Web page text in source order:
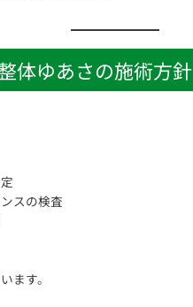
体ゆあさの施術方針
スの検査
ます。